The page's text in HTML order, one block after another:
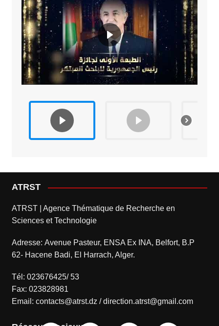
ATRST
ATRST | Agence Thématique de Recherche en
Sciences et Technologie
Adresse: Avenue Pasteur, ENSA Ex INA, Belfort, B.P
62- Hacene Badi, El Harrach, Alger.
Tél: 023676425/ 53
Fax: 023828981
Email: contacts@atrst.dz / direction.atrst@gmail.com